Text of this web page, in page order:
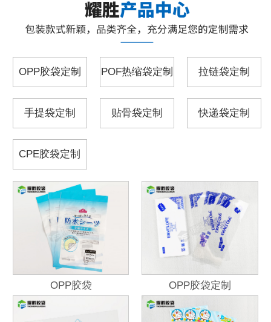
OPP胶袋定制 POF热缩袋定制 拉链袋定制
手提袋定制 贴骨袋定制 快递袋定制
CPE胶袋定制
OPP胶袋 OPP胶袋定制